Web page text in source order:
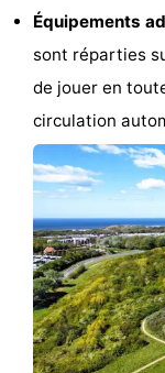
faire
d'intérêt
Musées
Monuments
Églises
Phares
Points
Attractions
Équipements
sont réparties
de jouer en
circulation